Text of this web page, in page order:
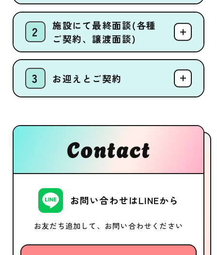
施設にて最終面談(各種
ご契約、譲渡面談)
お迎えとご契約
Contact
お問い合わせはLINEから
お友だち追加して、お問い合わせください